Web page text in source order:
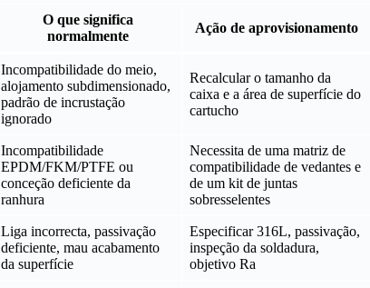
O que significa
normalmente
Ação de aprovisionamento
Incompatibilidade do meio,
alojamento subdimensionado,
padrão de incrustação
ignorado
Recalcular o tamanho da
caixa e a área de superfície do
cartucho
Incompatibilidade
EPDM/FKM/PTFE ou
conceção deficiente da
ranhura
Necessita de uma matriz de
compatibilidade de vedantes e
de um kit de juntas
sobresselentes
Liga incorrecta, passivação
deficiente, mau acabamento
da superfície
Especificar 316L, passivação,
inspeção da soldadura,
objetivo Ra